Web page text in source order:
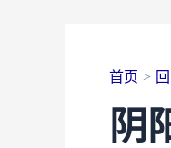
首页
阴